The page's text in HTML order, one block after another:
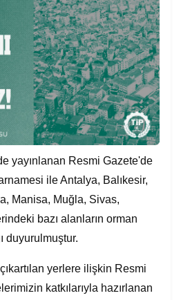
yayınlanan Resmi Gazete'de
ile Antalya, Balıkesir,
Manisa, Muğla, Sivas,
bazı alanların orman
duyurulmuştur.
çıkartılan yerlere ilişkin Resmi
katkılarıyla hazırlanan